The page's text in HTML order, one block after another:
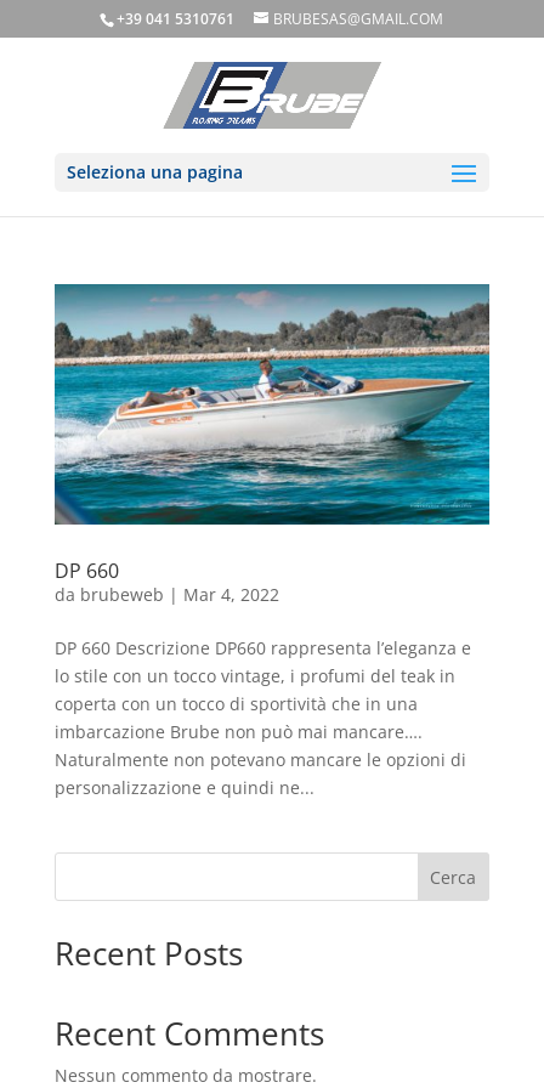
+39 041 5310761 BRUBESAS@GMAIL.COM
Seleziona una pagina
DP 660
da brubeweb | Mar 4, 2022
DP 660 Descrizione DP660 rappresenta l’eleganza e
lo stile con un tocco vintage, i profumi del teak in
coperta con un tocco di sportività che in una
imbarcazione Brube non può mai mancare….
Naturalmente non potevano mancare le opzioni di
personalizzazione e quindi ne...
Cerca
Recent Posts
Recent Comments
Nessun commento da mostrare.